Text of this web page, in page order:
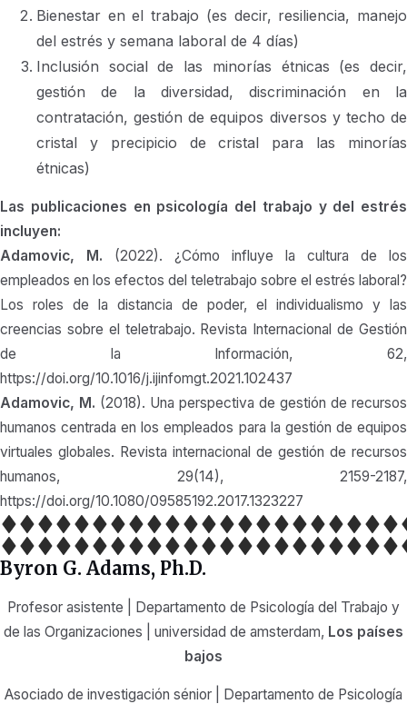
Bienestar en el trabajo (es decir, resiliencia, manejo
del estrés y semana laboral de 4 días)
Inclusión social de las minorías étnicas (es decir,
gestión de la diversidad, discriminación en la
contratación, gestión de equipos diversos y techo de
cristal y precipicio de cristal para las minorías
étnicas)
Las publicaciones en psicología del trabajo y del estrés
incluyen:
Adamovic, M. (2022). ¿Cómo influye la cultura de los
empleados en los efectos del teletrabajo sobre el estrés laboral?
Los roles de la distancia de poder, el individualismo y las
creencias sobre el teletrabajo. Revista Internacional de Gestión
de la Información, 62,
https://doi.org/10.1016/j.ijinfomgt.2021.102437
Adamovic, M. (2018). Una perspectiva de gestión de recursos
humanos centrada en los empleados para la gestión de equipos
virtuales globales. Revista internacional de gestión de recursos
humanos, 29(14), 2159-2187,
https://doi.org/10.1080/09585192.2017.1323227
Byron G. Adams, Ph.D.
Profesor asistente | Departamento de Psicología del Trabajo y
de las Organizaciones | universidad de amsterdam, Los países
bajos
Asociado de investigación sénior | Departamento de Psicología